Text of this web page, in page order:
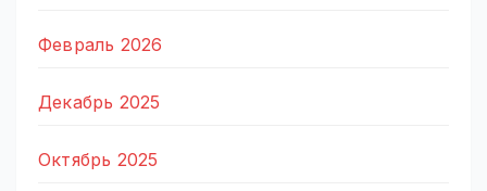
Февраль 2026
Декабрь 2025
Октябрь 2025